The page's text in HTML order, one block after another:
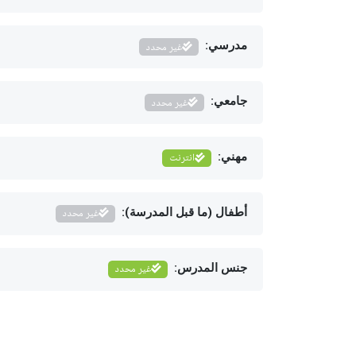
مدرسي: غير محدد
جامعي: غير محدد
مهني: انترنت
أطفال (ما قبل المدرسة): غير محدد
جنس المدرس: غير محدد